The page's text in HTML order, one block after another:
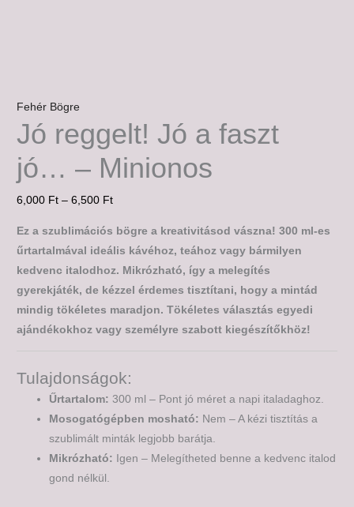
Fehér Bögre
Jó reggelt! Jó a faszt
jó… – Minionos
6,000 Ft – 6,500 Ft
Ez a szublimációs bögre a kreativitásod vászna! 300 ml-es
űrtartalmával ideális kávéhoz, teához vagy bármilyen
kedvenc italodhoz. Mikrózható, így a melegítés
gyerekjáték, de kézzel érdemes tisztítani, hogy a mintád
mindig tökéletes maradjon. Tökéletes választás egyedi
ajándékokhoz vagy személyre szabott kiegészítőkhöz!
Tulajdonságok:
Űrtartalom: 300 ml – Pont jó méret a napi italadaghoz.
Mosogatógépben mosható: Nem – A kézi tisztítás a
szublimált minták legjobb barátja.
Mikrózható: Igen – Melegítheted benne a kedvenc italod
gond nélkül.